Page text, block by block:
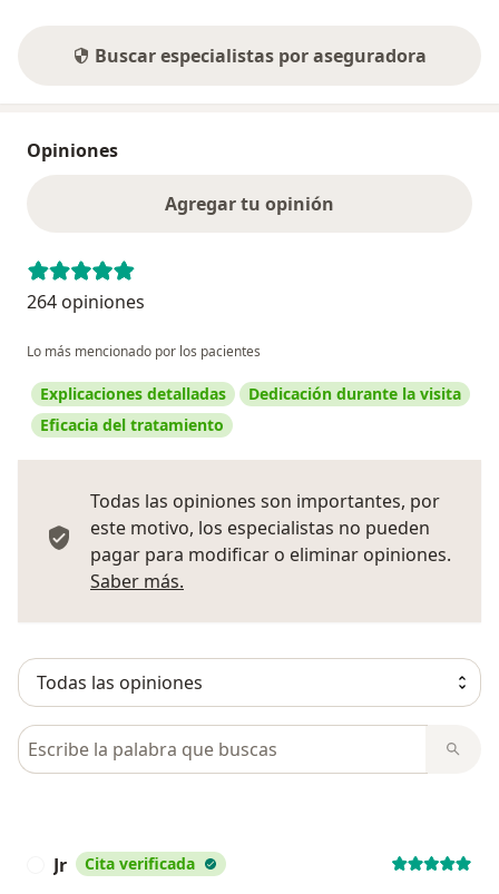
Buscar especialistas por aseguradora
Opiniones
Agregar tu opinión
264 opiniones
Lo más mencionado por los pacientes
Explicaciones detalladas
Dedicación durante la visita
Eficacia del tratamiento
Todas las opiniones son importantes, por
este motivo, los especialistas no pueden
pagar para modificar o eliminar opiniones.
Saber más.
Busca en opiniones
Jr Cita verificada